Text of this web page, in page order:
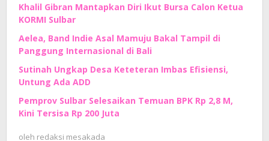
Khalil Gibran Mantapkan Diri Ikut Bursa Calon Ketua
KORMI Sulbar
Aelea, Band Indie Asal Mamuju Bakal Tampil di
Panggung Internasional di Bali
Sutinah Ungkap Desa Keteteran Imbas Efisiensi,
Untung Ada ADD
Pemprov Sulbar Selesaikan Temuan BPK Rp 2,8 M,
Kini Tersisa Rp 200 Juta
oleh redaksi mesakada